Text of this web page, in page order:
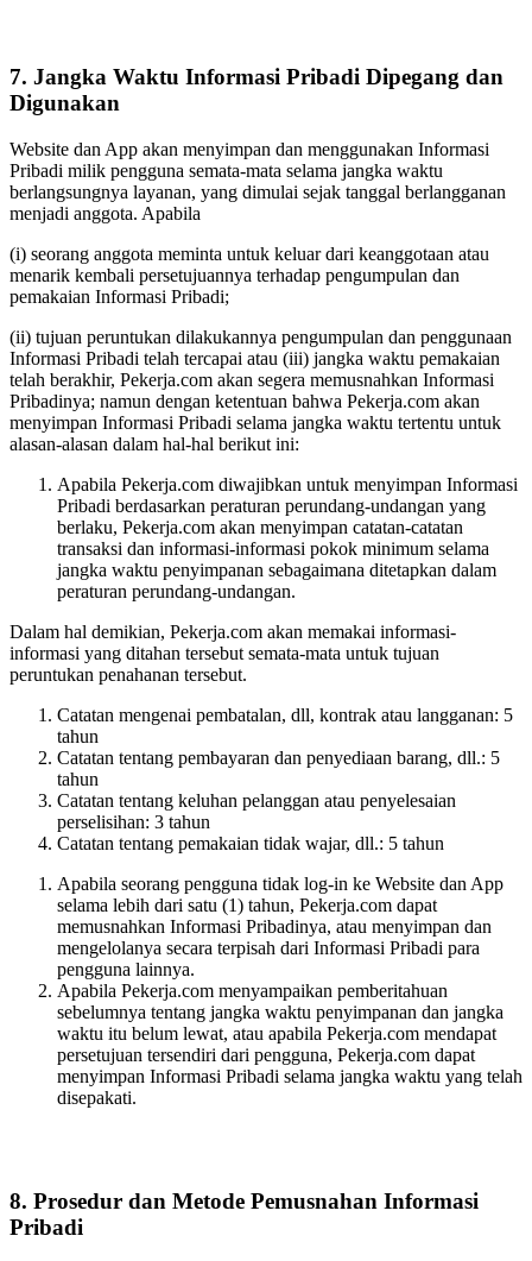
7. Jangka Waktu Informasi Pribadi Dipegang dan
Digunakan
Website dan App akan menyimpan dan menggunakan Informasi
Pribadi milik pengguna semata-mata selama jangka waktu
berlangsungnya layanan, yang dimulai sejak tanggal berlangganan
menjadi anggota. Apabila
(i) seorang anggota meminta untuk keluar dari keanggotaan atau
menarik kembali persetujuannya terhadap pengumpulan dan
pemakaian Informasi Pribadi;
(ii) tujuan peruntukan dilakukannya pengumpulan dan penggunaan
Informasi Pribadi telah tercapai atau (iii) jangka waktu pemakaian
telah berakhir, Pekerja.com akan segera memusnahkan Informasi
Pribadinya; namun dengan ketentuan bahwa Pekerja.com akan
menyimpan Informasi Pribadi selama jangka waktu tertentu untuk
alasan-alasan dalam hal-hal berikut ini:
Apabila Pekerja.com diwajibkan untuk menyimpan Informasi
Pribadi berdasarkan peraturan perundang-undangan yang
berlaku, Pekerja.com akan menyimpan catatan-catatan
transaksi dan informasi-informasi pokok minimum selama
jangka waktu penyimpanan sebagaimana ditetapkan dalam
peraturan perundang-undangan.
Dalam hal demikian, Pekerja.com akan memakai informasi-
informasi yang ditahan tersebut semata-mata untuk tujuan
peruntukan penahanan tersebut.
Catatan mengenai pembatalan, dll, kontrak atau langganan: 5
tahun
Catatan tentang pembayaran dan penyediaan barang, dll.: 5
tahun
Catatan tentang keluhan pelanggan atau penyelesaian
perselisihan: 3 tahun
Catatan tentang pemakaian tidak wajar, dll.: 5 tahun
Apabila seorang pengguna tidak log-in ke Website dan App
selama lebih dari satu (1) tahun, Pekerja.com dapat
memusnahkan Informasi Pribadinya, atau menyimpan dan
mengelolanya secara terpisah dari Informasi Pribadi para
pengguna lainnya.
Apabila Pekerja.com menyampaikan pemberitahuan
sebelumnya tentang jangka waktu penyimpanan dan jangka
waktu itu belum lewat, atau apabila Pekerja.com mendapat
persetujuan tersendiri dari pengguna, Pekerja.com dapat
menyimpan Informasi Pribadi selama jangka waktu yang telah
disepakati.
8. Prosedur dan Metode Pemusnahan Informasi
Pribadi